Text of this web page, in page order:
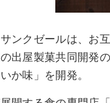
ンクゼールは、お
出屋製菓共同開発
か味」を開発。